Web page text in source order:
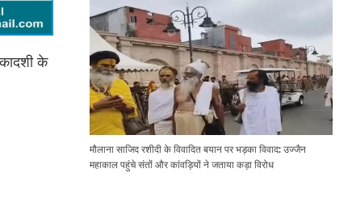
के
मौलाना साजिद रशीदी के विवादित बयान पर भड़का विवाद: उज्जैन
महाकाल पहुंचे संतों और कांवड़ियों ने जताया कड़ा विरोध